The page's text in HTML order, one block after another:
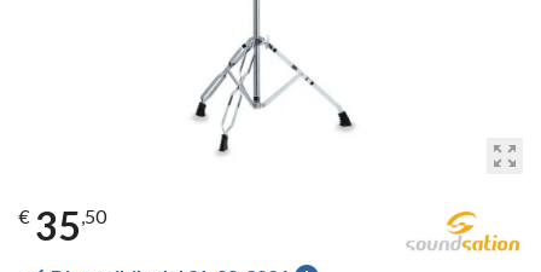
zoom_out_map
€ 35,50